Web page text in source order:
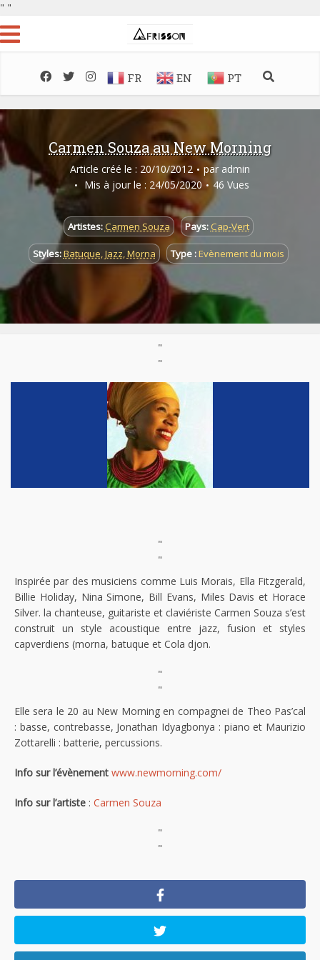
" "
FR EN PT
Carmen Souza au New Morning
Article créé le : 20/10/2012 par admin
Mis à jour le : 24/05/2020
46 Vues
Artistes:Carmen Souza Pays: Cap-Vert
Styles:Batuque,Jazz,Morna Type : Evènement du mois
"
"
"
"
Inspirée par des musiciens comme Luis Morais, Ella Fitzgerald,
Billie Holiday, Nina Simone, Bill Evans, Miles Davis et Horace
Silver. la chanteuse, guitariste et claviériste Carmen Souza s’est
construit un style acoustique entre jazz, fusion et styles
capverdiens (morna, batuque et Cola djon.
"
"
Elle sera le 20 au New Morning en compagnei de Theo Pas’cal
: basse, contrebasse, Jonathan Idyagbonya : piano et Maurizio
Zottarelli : batterie, percussions.
Info sur l’évènement www.newmorning.com/
Info sur l’artiste : Carmen Souza
"
"